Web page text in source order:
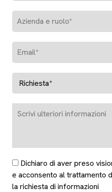
Dichiaro di aver preso
e acconsento al trattamento
la richiesta di informazioni